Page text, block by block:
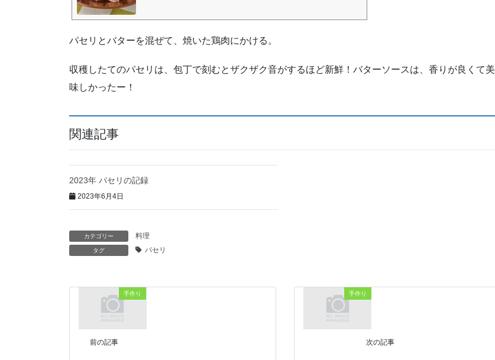
パセリとバターを混ぜて、焼いた鶏肉にかける。
収穫したてのパセリは、包丁で刻むとザクザク音がするほど新鮮！バターソースは、香りが良くて美
味しかったー！
関連記事
2023年 パセリの記録
2023年6月4日
カテゴリー 料理
タグ パセリ
手作り
前の記事
手作り
次の記事